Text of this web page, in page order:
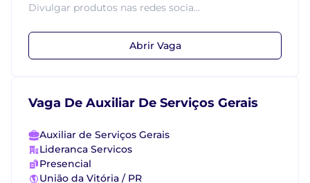
Divulgar produtos nas redes socia...
Abrir Vaga
Vaga De Auxiliar De Serviços Gerais
Auxiliar de Serviços Gerais
Lideranca Servicos
Presencial
União da Vitória / PR